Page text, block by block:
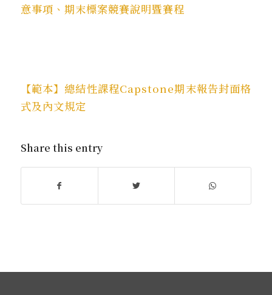
意事項、期末標案競賽說明暨賽程
【範本】總結性課程Capstone期末報告封面格
式及內文規定
Share this entry